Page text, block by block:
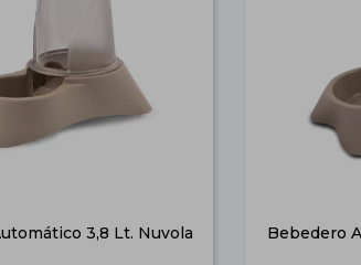
3,8 Lt. Nuvola Bebedero